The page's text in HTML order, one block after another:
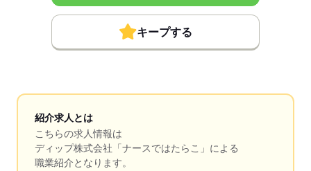
キープする
紹介求人とは
こちらの求人情報は
ディップ株式会社「ナースではたらこ」による
職業紹介となります。